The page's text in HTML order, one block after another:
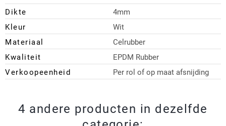
Dikte
4mm
Kleur
Wit
Materiaal
Celrubber
Kwaliteit
EPDM Rubber
Verkoopeenheid
Per rol of op maat afsnijding
4 andere producten in dezelfde